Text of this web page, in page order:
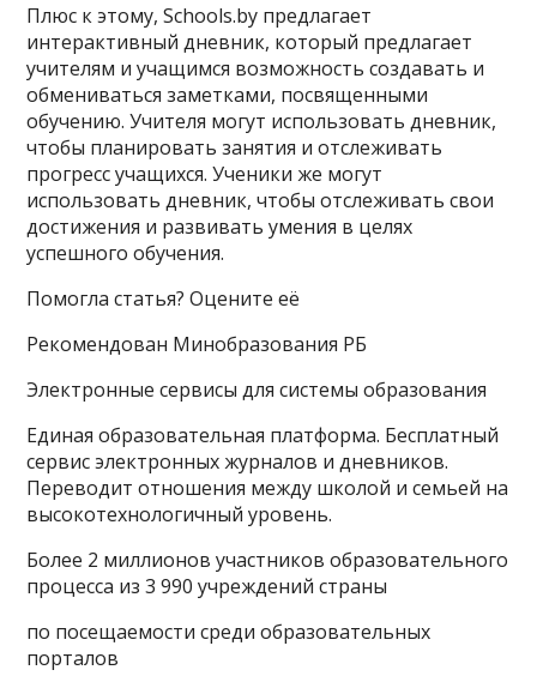
Плюс к этому, Schools.by предлагает
интерактивный дневник, который предлагает
учителям и учащимся возможность создавать и
обмениваться заметками, посвященными
обучению. Учителя могут использовать дневник,
чтобы планировать занятия и отслеживать
прогресс учащихся. Ученики же могут
использовать дневник, чтобы отслеживать свои
достижения и развивать умения в целях
успешного обучения.
Помогла статья? Оцените её
Рекомендован Минобразования РБ
Электронные сервисы для системы образования
Единая образовательная платформа. Бесплатный
сервис электронных журналов и дневников.
Переводит отношения между школой и семьей на
высокотехнологичный уровень.
Более 2 миллионов участников образовательного
процесса из 3 990 учреждений страны
по посещаемости среди образовательных
порталов